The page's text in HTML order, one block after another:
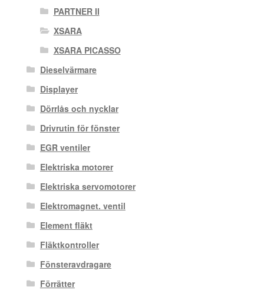
PARTNER II
XSARA
XSARA PICASSO
Dieselvärmare
Displayer
Dörrlås och nycklar
Drivrutin för fönster
EGR ventiler
Elektriska motorer
Elektriska servomotorer
Elektromagnet. ventil
Element fläkt
Fläktkontroller
Fönsteravdragare
Förrätter